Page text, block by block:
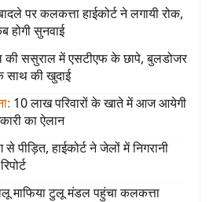
पर कलकत्ता हाईकोर्ट ने लगायी रोक,
होगी सुनवाई
की ससुराल में एसटीएफ के छापे, बुलडोजर
साथ की खुदाई
: 10 लाख परिवारों के खाते में आज आयेगी
का ऐलान
पीड़ित, हाईकोर्ट ने जेलों में निगरानी
माफिया टुलू मंडल पहुंचा कलकत्ता